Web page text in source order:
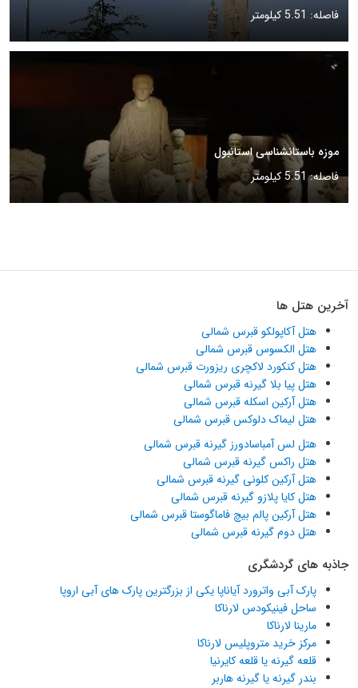
فاصله: 5.51 کیلومتر
موزه باستانشناسی استانبول
فاصله: 5.51 کیلومتر
آخرین هتل ها
هتل آکاپولکو قبرس شمالی
هتل الکسوس قبرس شمالی
هتل کنکورد لاکچری ریزورت قبرس شمالی
هتل پیا بلا گیرنه قبرس شمالی
هتل آرکین اسکله قبرس شمالی
هتل لیماک دلوکس قبرس شمالی
هتل لس آمباسادورز گیرنه قبرس شمالی
هتل راکس گیرنه قبرس شمالی
هتل آرکین کلونی گیرنه قبرس شمالی
هتل کایا پلازو گیرنه قبرس شمالی
هتل آرکین پالم بیچ فاماگوستا قبرس شمالی
هتل دوم گیرنه قبرس شمالی
جاذبه های گردشگری
پارک آبی واترورد آیاناپا یکی از بزرگترین پارک های آبی اروپا
ساحل فینیکودس لارناکا
مارینا لارناکا
مرکز خرید متروپلیس لارناکا
قلعه گیرنه یا قلعه کایرنیا
بندر گیرنه یا گیرنه هاربر